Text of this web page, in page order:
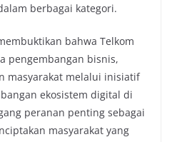
berbagai kategori.
bahwa Telkom
pengembangan bisnis,
masyarakat melalui inisiatif
ekosistem digital di
peranan penting sebagai
masyarakat yang